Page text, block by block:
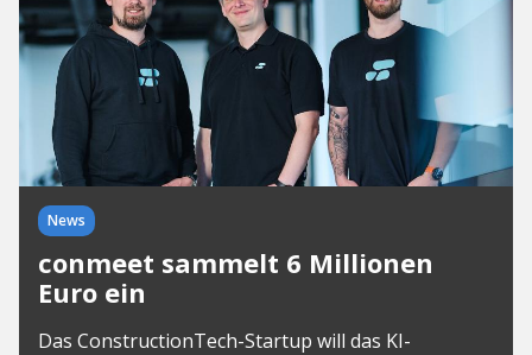
News
conmeet sammelt 6 Millionen
Euro ein
Das ConstructionTech-Startup will das KI-